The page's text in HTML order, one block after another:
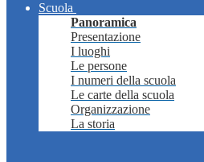
Scuola
Panoramica
Presentazione
I luoghi
Le persone
I numeri della scuola
Le carte della scuola
Organizzazione
La storia